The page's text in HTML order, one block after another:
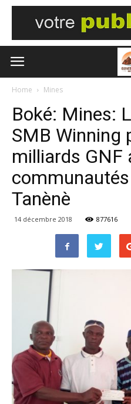
Home Mines
Boké: Mines:
SMB Winning
milliards GNF
Tanènè
14 décembre 2018 877616